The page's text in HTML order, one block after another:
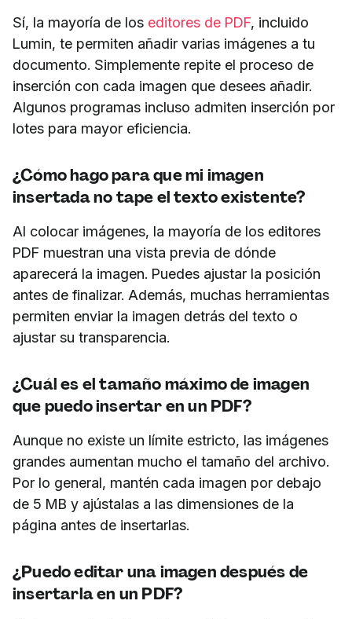
Sí, la mayoría de los editores de PDF, incluido
Lumin, te permiten añadir varias imágenes a tu
documento. Simplemente repite el proceso de
inserción con cada imagen que desees añadir.
Algunos programas incluso admiten inserción por
lotes para mayor eficiencia.
¿Cómo hago para que mi imagen
insertada no tape el texto existente?
Al colocar imágenes, la mayoría de los editores
PDF muestran una vista previa de dónde
aparecerá la imagen. Puedes ajustar la posición
antes de finalizar. Además, muchas herramientas
permiten enviar la imagen detrás del texto o
ajustar su transparencia.
¿Cuál es el tamaño máximo de imagen
que puedo insertar en un PDF?
Aunque no existe un límite estricto, las imágenes
grandes aumentan mucho el tamaño del archivo.
Por lo general, mantén cada imagen por debajo
de 5 MB y ajústalas a las dimensiones de la
página antes de insertarlas.
¿Puedo editar una imagen después de
insertarla en un PDF?